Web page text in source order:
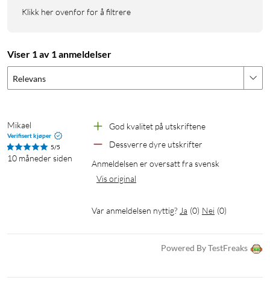
Bildeformat som støttes - JPEG, PNG, HEIF, DNG
Mål: 139 × 127,5 × 33,7 mm
Vekt: 340 g
Lades via medfølgende USB-kabel
Instax Link WIDE fotoskriver
USB-ladekabel (30 cm)
Håndleddsstropp
10pk med instax WIDE instant film
Klikk her ovenfor for å filtrere
Viser 1 av 1 anmeldelser
Relevans
Mikael
Verifisert kjøper
5/5
10 måneder siden
God kvalitet på utskriftene
Dessverre dyre utskrifter
Anmeldelsen er oversatt fra svensk
Vis original
Var anmeldelsen nyttig? Ja (0) Nei (0)
Powered By TestFreaks